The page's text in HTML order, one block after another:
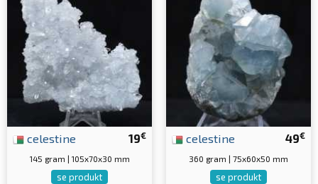
19€
celestine
145 gram | 105x70x30 mm
se produkt
49€
celestine
360 gram | 75x60x50 mm
se produkt